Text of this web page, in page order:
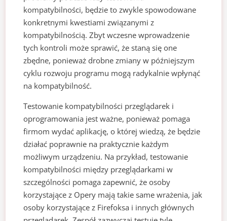
kompatybilności, będzie to zwykle spowodowane
konkretnymi kwestiami związanymi z
kompatybilnością. Zbyt wczesne wprowadzenie
tych kontroli może sprawić, że staną się one
zbędne, ponieważ drobne zmiany w późniejszym
cyklu rozwoju programu mogą radykalnie wpłynąć
na kompatybilność.
Testowanie kompatybilności przeglądarek i
oprogramowania jest ważne, ponieważ pomaga
firmom wydać aplikację, o której wiedzą, że będzie
działać poprawnie na praktycznie każdym
możliwym urządzeniu. Na przykład, testowanie
kompatybilności między przeglądarkami w
szczególności pomaga zapewnić, że osoby
korzystające z Opery mają takie same wrażenia, jak
osoby korzystające z Firefoksa i innych głównych